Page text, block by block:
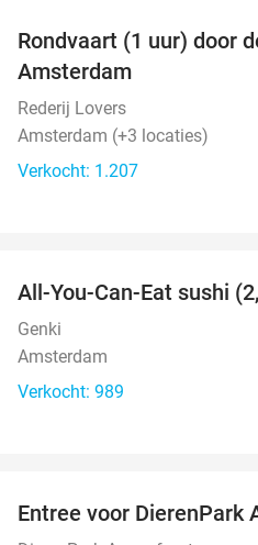
Rondvaart (1 uur) door
Amsterdam
Rederij Lovers
Amsterdam (+3 locaties)
Verkocht: 1.207
All-You-Can-Eat sushi
Genki
Amsterdam
Verkocht: 989
Entree voor DierenPark